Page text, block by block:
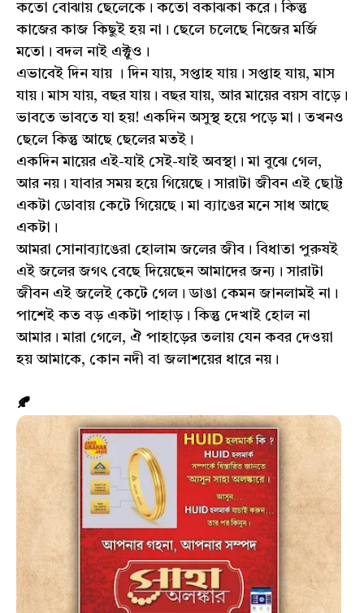
কতো বোঝায় ছেলেকে। কতো বকাঝকা করে। কিন্তু
কাজের কাজ কিছুই হয় না। ছেলে চলেছে নিজের মর্জি
মতো। বদল নাই এক্টুও।
এভাবেই দিন যায় । দিন যায়, সপ্তাহ যায়। সপ্তাহ যায়, মাস
যায়। মাস যায়, বছর যায়। বছর যায়, আর মায়ের বয়স বাড়ে।
ভাবতে ভাবতে যা হয়! একদিন অসুস্থ হয়ে পড়ে মা। তখনও
ছেলে কিন্তু আছে ছেলের মতই।
একদিন মায়ের এই-যাই সেই-যাই অবস্থা। মা বুঝে গেল,
আর নয়। যাবার সময় হয়ে গিয়েছে। সারাটা জীবন এই ছোট্ট
একটা ডোবায় কেটে গিয়েছে। মা ব্যাঙের মনে সাধ আছে
একটা।
আমরা সোনাব্যাঙেরা হোলাম জলের জীব। বিধাতা পুরুষই
এই জলের জগৎ বেছে দিয়েছেন আমাদের জন্য। সারাটা
জীবন এই জলেই কেটে গেল। ডাঙা কেমন জানলামই না।
পাশেই কত বড় একটা পাহাড়। কিন্তু দেখাই হোল না
আমার। মারা গেলে, ঐ পাহাড়ের তলায় যেন কবর দেওয়া
হয় আমাকে, কোন নদী বা জলাশয়ের ধারে নয়।
🍂